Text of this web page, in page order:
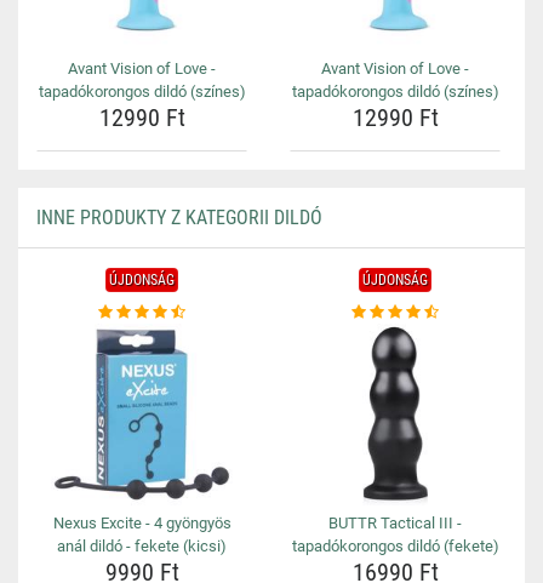
Avant Vision of Love -
tapadókorongos dildó (színes)
12990 Ft
Avant Vision of Love -
tapadókorongos dildó (színes)
12990 Ft
INNE PRODUKTY Z KATEGORII DILDÓ
ÚJDONSÁG
Nexus Excite - 4 gyöngyös
anál dildó - fekete (kicsi)
9990 Ft
ÚJDONSÁG
BUTTR Tactical III -
tapadókorongos dildó (fekete)
16990 Ft